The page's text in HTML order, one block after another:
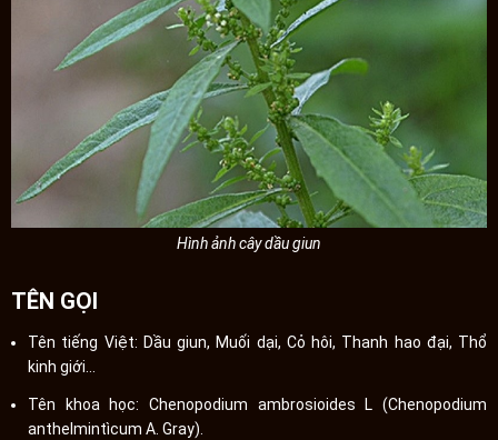
Hình ảnh cây dầu giun
TÊN GỌI
Tên tiếng Việt: Dầu giun, Muối dại, Cỏ hôi, Thanh hao đại, Thổ
kinh giới…
Tên khoa học: Chenopodium ambrosioides L (Chenopodium
anthelmintìcum A. Gray).